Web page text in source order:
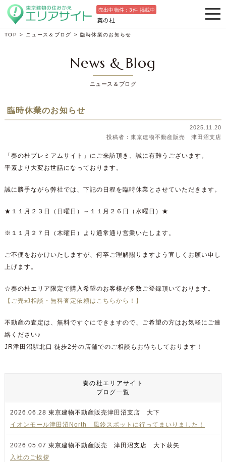
奏の杜
売出中物件：3 件 掲載中
TOP > ニュース＆ブログ > 臨時休業のお知らせ
News & Blog
ニュース＆ブログ
臨時休業のお知らせ
2025.11.20
東京建物不動産販売 津田沼支店
「奏の杜プレミアムサイト」 にご来訪頂き、誠に有難うございます。
平素より大変お世話になっております。
誠に勝手ながら弊社では、下記の日程を臨時休業とさせていただきます。
★１１月２３日（日曜日）～１１月２６日（水曜日）★
※１１月２７日（木曜日）より通常通り営業いたします。
ご不便をおかけいたしますが、何卒ご理解賜りますよう宜しくお願い申し
上げます。
☆奏の杜エリア限定で購入希望のお客様が多数ご登録頂いております。
【ご売却相談・無料査定依頼はこちらから！】
不動産の査定は、 無料ですぐにできますので、ご希望の方はお気軽にご連
絡ください♪
JR津田沼駅北口 徒歩2分の店舗でのご相談もお待ちしております！
奏の杜エリアサイト
ブログ一覧
2026.06.28 東京建物不動産販売津田沼支店 大下
イオンモール津田沼North 風鈴スポットに行ってまいりました！
2026.05.07 東京建物不動産販売 津田沼支店 大下萩矢
入社のご挨拶